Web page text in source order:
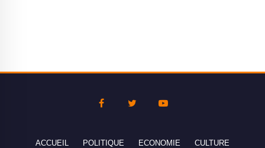
ACCUEIL POLITIQUE ECONOMIE CULTURE